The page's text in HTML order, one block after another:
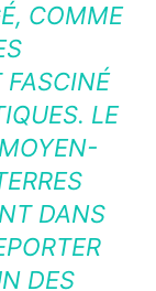
COMME
FASCINÉ
LE
DANS
DES